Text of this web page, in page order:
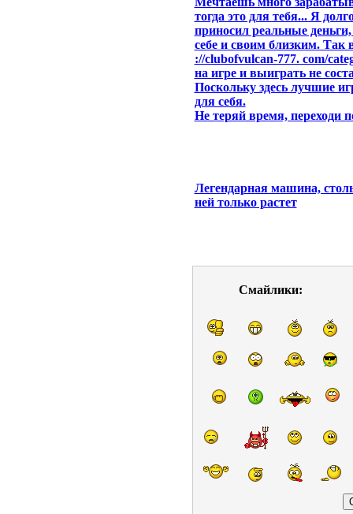
тогда это для тебя... Я
приносил реальные
себе и своим близким. Так
://clubofvulcan-777. com/
на игре и выиграть не
Поскольку здесь лучшие
для себя.
Не теряй время, переходи
Легендарная машина,
ней только растет
Смайлики: